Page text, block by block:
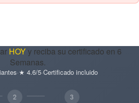
HOYy reciba su certificado en 6
Semanas.
·★ 4.6/5·Certificado incluido
2 3